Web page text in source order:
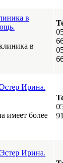
в
в
Ирина.
имеет более
Ирина.